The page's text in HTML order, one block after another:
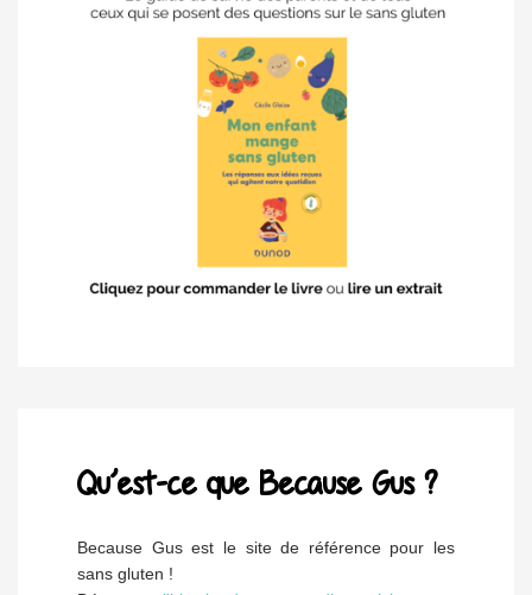
Qu’est-ce que Because Gus ?
Because Gus est le site de référence pour les
sans gluten !